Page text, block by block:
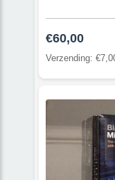
€60,00
Verzending: